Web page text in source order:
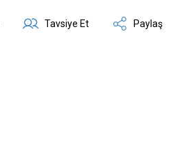
Tavsiye Et Paylaş